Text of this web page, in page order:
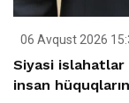
06 Avqust 2026
Siyasi islahatlar
insan